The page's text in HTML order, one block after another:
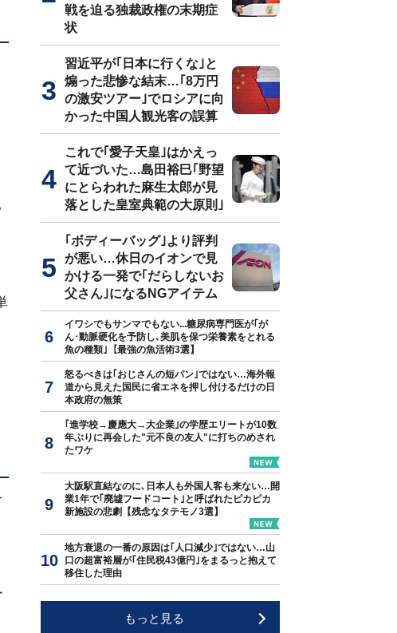
戦を迫る独裁政権の末期症
状
習近平が｢日本に行くな｣と
煽った悲惨な結末…｢8万円
の激安ツアー｣でロシアに向
かった中国人観光客の誤算
これで｢愛子天皇｣はかえっ
て近づいた…島田裕巳｢野望
にとらわれた麻生太郎が見
落とした皇室典範の大原則｣
｢ボディーバッグ｣より評判
が悪い…休日のイオンで見
かける一発で｢だらしないお
父さん｣になるNGアイテム
イワシでもサンマでもない...糖尿病専門医が｢が
ん･動脈硬化を予防し､美肌を保つ栄養素をとれる
魚の種類｣【最強の魚活術3選】
怒るべきは｢おじさんの短パン｣ではない…海外報
道から見えた国民に省エネを押し付けるだけの日
本政府の無策
｢進学校→慶應大→大企業｣の学歴エリートが10数
年ぶりに再会した"元不良の友人"に打ちのめされ
たワケ
大阪駅直結なのに､日本人も外国人客も来ない…開
業1年で｢廃墟フードコート｣と呼ばれたピカピカ
新施設の悲劇【残念なタテモノ3選】
地方衰退の一番の原因は｢人口減少｣ではない…山
口の超富裕層が｢住民税43億円｣をまるっと抱えて
移住した理由
もっと見る